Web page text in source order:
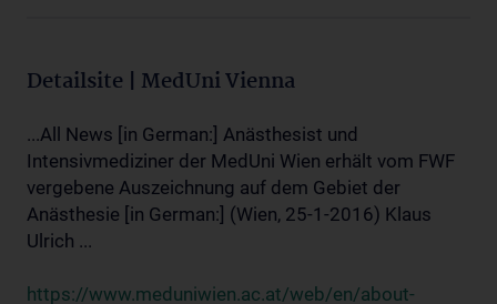
Detailsite | MedUni Vienna
...All News [in German:] Anästhesist und
Intensivmediziner der MedUni Wien erhält vom FWF
vergebene Auszeichnung auf dem Gebiet der
Anästhesie [in German:] (Wien, 25-1-2016) Klaus
Ulrich ...
https://www.meduniwien.ac.at/web/en/about-